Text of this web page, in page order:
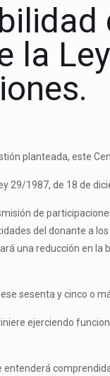
la
planteada, este
29/1987, de 18 de
de
del donante a
una reducción en la
sesenta y cinco o
ejerciendo